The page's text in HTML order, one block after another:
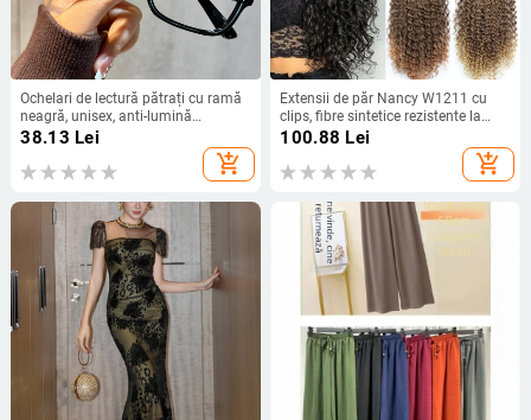
Ochelari de lectură pătrați cu ramă
neagră, unisex, anti-lumină
albastră, claritate înaltă, ramă
38.13 Lei
add_shopping_cart
Extensii de păr Nancy W1211 cu
clips, fibre sintetice rezistente la
temperatură, volum, pot fi vopsite și
100.88 Lei
add_shopping_cart